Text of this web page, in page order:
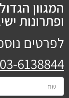
המגוון
ופתרונות
לפרטים
03-6138844